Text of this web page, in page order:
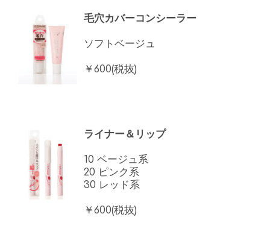
毛穴カバーコンシーラー
ソフトベージュ
￥600(税抜)
ライナー＆リップ
10 ベージュ系
20 ピンク系
30 レッド系
￥600(税抜)